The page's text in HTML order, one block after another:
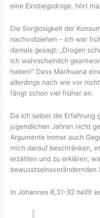
eine Einstiegsdroge, hört
Die Sorglosigkeit der
nachvollziehen – ich war
damals gesagt: „Drogen
ich wahrscheinlich
haben!“ Dass Marihuana
allerdings nach wie vor
fängt schon viel früher an.
Da ich selber die Erfahrung
jugendlichen Jahren nicht
Argumente immer auch
mich darauf beschränken,
erzählen und zu erklären,
bewusstseinsverändernden
In Johannes 8,31-32 heißt